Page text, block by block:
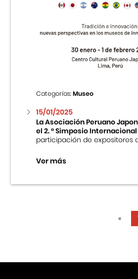
Categorías:Museo
15/01/2025
La Asociación Peruano
el 2. ° Simposio Internacional
participación de expositores
Ver más
«